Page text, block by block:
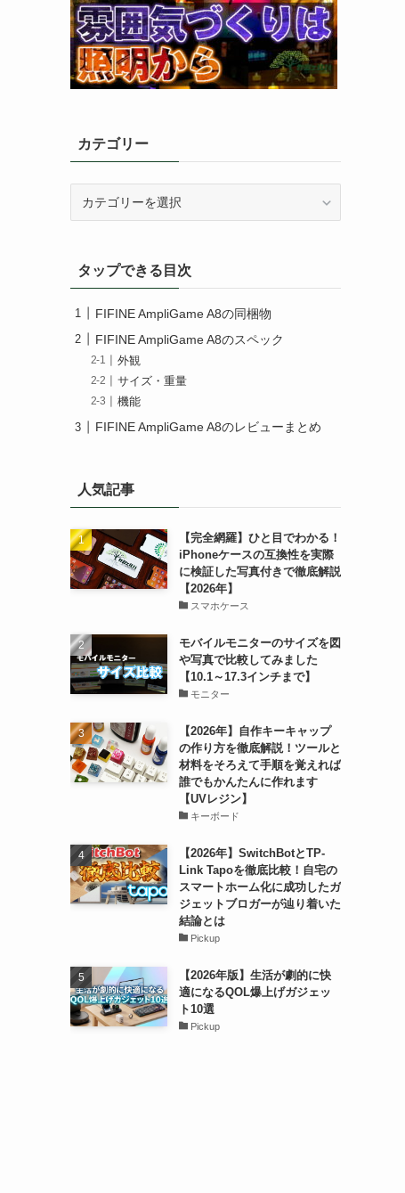
カテゴリー
ータップできる目次
FIFINE AmpliGame A8の同梱物
FIFINE AmpliGame A8のスペック
外観
サイズ・重量
機能
FIFINE AmpliGame A8のレビューまとめ
人気記事
【完全網羅】ひと目でわかる！
iPhoneケースの互換性を実際
に検証した写真付きで徹底解説
【2026年】
スマホケース
モバイルモニターのサイズを図
や写真で比較してみました
【10.1～17.3インチまで】
モニター
【2026年】自作キーキャップ
の作り方を徹底解説！ツールと
材料をそろえて手順を覚えれば
誰でもかんたんに作れます
【UVレジン】
キーボード
【2026年】SwitchBotとTP-
Link Tapoを徹底比較！自宅の
スマートホーム化に成功したガ
ジェットブロガーが辿り着いた
結論とは
Pickup
【2026年版】生活が劇的に快
適になるQOL爆上げガジェッ
ト10選
Pickup